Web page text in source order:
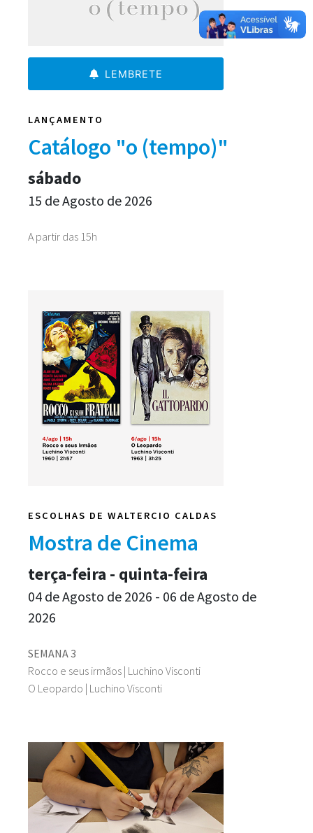
LEMBRETE
LANÇAMENTO
Catálogo "o (tempo)"
A partir das 15h
sábado
15 de Agosto de 2026
ESCOLHAS DE WALTERCIO CALDAS
Mostra de Cinema
SEMANA 3
Rocco e seus irmãos | Luchino Visconti
O Leopardo | Luchino Visconti
terça-feira - quinta-feira
04 de Agosto de 2026 - 06 de Agosto de
2026